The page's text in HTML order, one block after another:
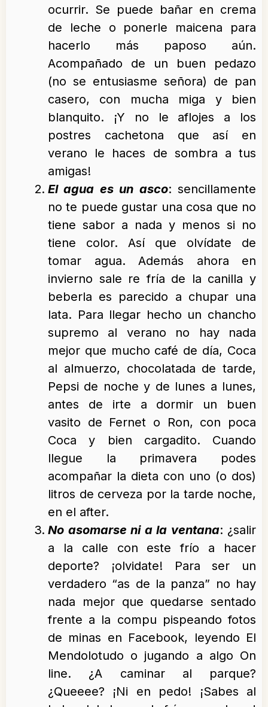
ocurrir. Se puede bañar en crema
de leche o ponerle maicena para
hacerlo más paposo aún.
Acompañado de un buen pedazo
(no se entusiasme señora) de pan
casero, con mucha miga y bien
blanquito. ¡Y no le aflojes a los
postres cachetona que así en
verano le haces de sombra a tus
amigas!
El agua es un asco: sencillamente
no te puede gustar una cosa que no
tiene sabor a nada y menos si no
tiene color. Así que olvídate de
tomar agua. Además ahora en
invierno sale re fría de la canilla y
beberla es parecido a chupar una
lata. Para llegar hecho un chancho
supremo al verano no hay nada
mejor que mucho café de día, Coca
al almuerzo, chocolatada de tarde,
Pepsi de noche y de lunes a lunes,
antes de irte a dormir un buen
vasito de Fernet o Ron, con poca
Coca y bien cargadito. Cuando
llegue la primavera podes
acompañar la dieta con uno (o dos)
litros de cerveza por la tarde noche,
en el after.
No asomarse ni a la ventana: ¿salir
a la calle con este frío a hacer
deporte? ¡olvidate! Para ser un
verdadero “as de la panza” no hay
nada mejor que quedarse sentado
frente a la compu pispeando fotos
de minas en Facebook, leyendo El
Mendolotudo o jugando a algo On
line. ¿A caminar al parque?
¿Queeee? ¡Ni en pedo! ¡Sabes al